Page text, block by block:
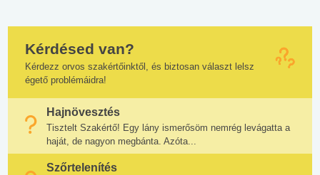
Kérdésed van?
Kérdezz orvos szakértőinktől, és biztosan választ lelsz
égető problémáidra!
Hajnövesztés
Tisztelt Szakértő! Egy lány ismerősöm nemrég levágatta a
haját, de nagyon megbánta. Azóta...
Szőrtelenítés